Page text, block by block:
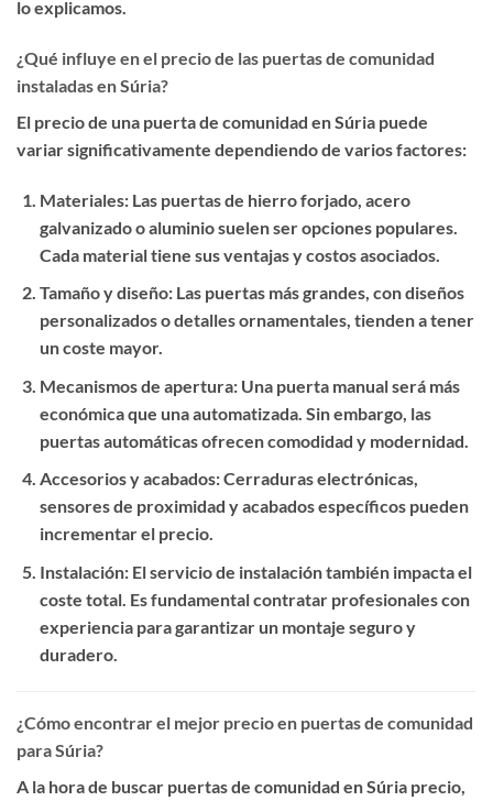
lo explicamos.
¿Qué influye en el precio de las puertas de comunidad
instaladas en Súria?
El precio de una puerta de comunidad en Súria puede
variar significativamente dependiendo de varios factores:
Materiales: Las puertas de hierro forjado, acero
galvanizado o aluminio suelen ser opciones populares.
Cada material tiene sus ventajas y costos asociados.
Tamaño y diseño: Las puertas más grandes, con diseños
personalizados o detalles ornamentales, tienden a tener
un coste mayor.
Mecanismos de apertura: Una puerta manual será más
económica que una automatizada. Sin embargo, las
puertas automáticas ofrecen comodidad y modernidad.
Accesorios y acabados: Cerraduras electrónicas,
sensores de proximidad y acabados específicos pueden
incrementar el precio.
Instalación: El servicio de instalación también impacta el
coste total. Es fundamental contratar profesionales con
experiencia para garantizar un montaje seguro y
duradero.
¿Cómo encontrar el mejor precio en puertas de comunidad
para Súria?
A la hora de buscar puertas de comunidad en Súria precio,